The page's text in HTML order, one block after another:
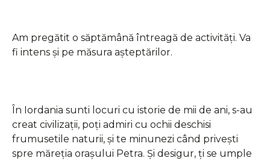
Am pregătit o săptămână întreagă de activități. Va
fi intens și pe măsura așteptărilor.
În Iordania sunti locuri cu istorie de mii de ani, s-au
creat civilizații, poți admiri cu ochii deschisi
frumusetile naturii, și te minunezi când privești
spre măreția orașului Petra. Și desigur, ți se umple